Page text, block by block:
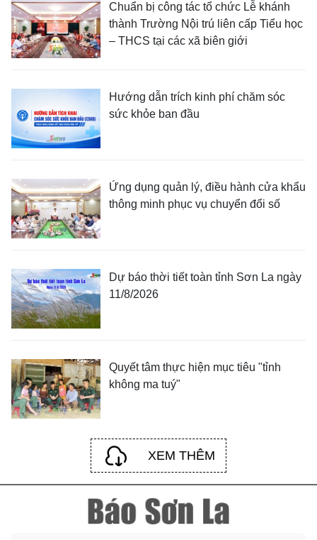
Chuẩn bị công tác tổ chức Lễ khánh
thành Trường Nội trú liên cấp Tiểu học
– THCS tại các xã biên giới
Hướng dẫn trích kinh phí chăm sóc
sức khỏe ban đầu
Ứng dụng quản lý, điều hành cửa khẩu
thông minh phục vụ chuyển đổi số
Dự báo thời tiết toàn tỉnh Sơn La ngày
11/8/2026
Quyết tâm thực hiện mục tiêu "tỉnh
không ma tuý"
XEM THÊM